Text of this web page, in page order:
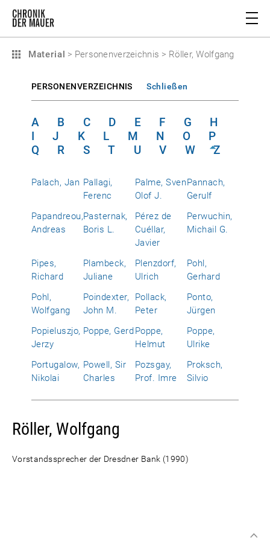
Material > Personenverzeichnis > Röller, Wolfgang
PERSONENVERZEICHNIS Schließen
A B C D E F G
H
I
J K L M N O
P
Q
R S T U V W Z
Palach, Jan Pallagi,
Ferenc
Palme, Sven
Olof J.
Pannach,
Gerulf
Papandreou,
Andreas
Pasternak,
Boris L.
Pérez de
Cuéllar,
Javier
Perwuchin,
Michail G.
Pipes,
Richard
Plambeck,
Juliane
Plenzdorf,
Ulrich
Pohl,
Gerhard
Pohl,
Wolfgang
Poindexter,
John M.
Pollack,
Peter
Ponto,
Jürgen
Popieluszjo,
Jerzy
Poppe, GerdPoppe,
Helmut
Poppe,
Ulrike
Portugalow,
Nikolai
Powell, Sir
Charles
Pozsgay,
Prof. Imre
Proksch,
Silvio
Röller, Wolfgang
Vorstandssprecher der Dresdner Bank (1990)